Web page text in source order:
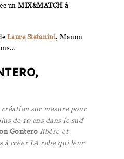
un MIX&MATCH à
Laure Stefanini, Manon
création sur mesure pour
de 10 ans dans le sud
Gontero libère et
à créer LA robe qui leur